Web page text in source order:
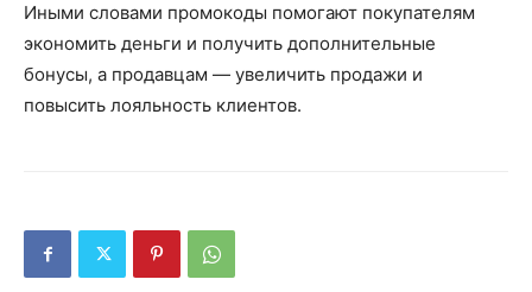
Иными словами промокоды помогают покупателям
экономить деньги и получить дополнительные
бонусы, а продавцам — увеличить продажи и
повысить лояльность клиентов.